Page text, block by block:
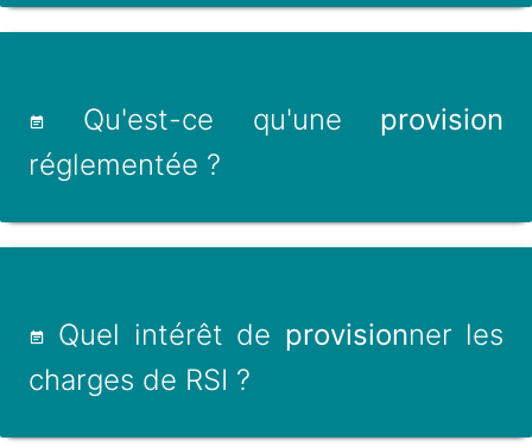
Qu'est-ce qu'une provision
réglementée ?
Quel intérêt de provisionner les
charges de RSI ?